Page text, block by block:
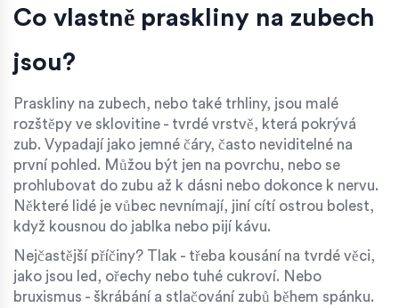
Co vlastně praskliny na zubech
jsou?
Praskliny na zubech, nebo také trhliny, jsou malé
rozštěpy ve sklovitine - tvrdé vrstvě, která pokrývá
zub. Vypadají jako jemné čáry, často neviditelné na
první pohled. Můžou být jen na povrchu, nebo se
prohlubovat do zubu až k dásni nebo dokonce k nervu.
Některé lidé je vůbec nevnímají, jiní cítí ostrou bolest,
když kousnou do jablka nebo pijí kávu.
Nejčastější příčiny? Tlak - třeba kousání na tvrdé věci,
jako jsou led, ořechy nebo tuhé cukroví. Nebo
bruxismus - škrábání a stlačování zubů během spánku.